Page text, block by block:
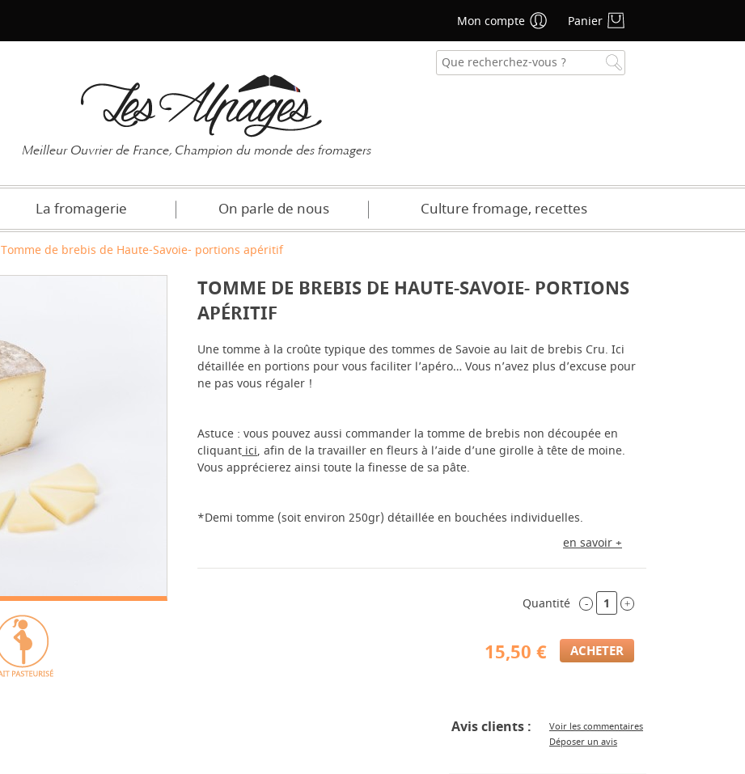
Meilleur Ouvrier de France, Champion du monde des fromagers
La fromagerie On parle de nous Culture fromage, recettes
Tomme de brebis de Haute-Savoie- portions apéritif
TOMME DE BREBIS DE HAUTE-SAVOIE- PORTIONS
APÉRITIF
Une tomme à la croûte typique des tommes de Savoie au lait de brebis Cru. Ici
détaillée en portions pour vous faciliter l’apéro… Vous n’avez plus d’excuse pour
ne pas vous régaler !
Astuce : vous pouvez aussi commander la tomme de brebis non découpée en
cliquant ici, afin de la travailler en fleurs à l’aide d’une girolle à tête de moine.
Vous apprécierez ainsi toute la finesse de sa pâte.
*Demi tomme (soit environ 250gr) détaillée en bouchées individuelles.
en savoir +
Quantité - +
15,50 €
Avis clients :
Voir les commentaires
Déposer un avis
Mon compte Panier